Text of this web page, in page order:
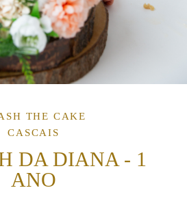
THE CAKE
CASCAIS
DA DIANA - 1
ANO